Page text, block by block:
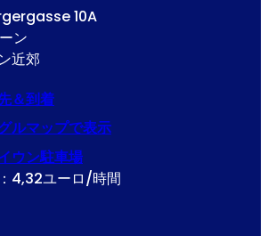
10A
ン
近郊
＆到着
ルマップで表示
ウン駐車場
4,32ユーロ/時間